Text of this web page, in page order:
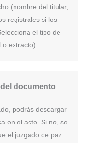
(nombre del titular,
registrales si los
el tipo de
extracto).
documento
podrás descargar
en el acto. Si no, se
el juzgado de paz